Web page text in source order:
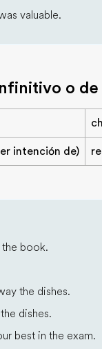
valuable.
o
intención de)
the book.
the dishes.
dishes.
best in the exam.